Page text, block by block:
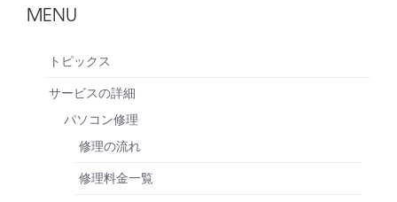
MENU
トピックス
サービスの詳細
パソコン修理
修理の流れ
修理料金一覧